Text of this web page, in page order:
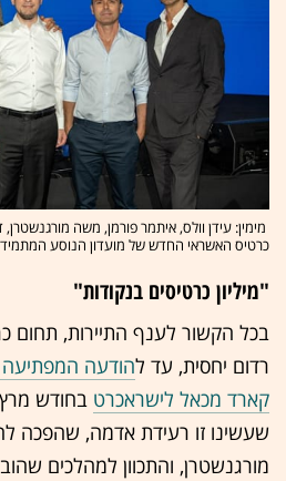
מימין: עידן וולס, איתמר פורמן, משה
כרטיס האשראי החדש של מועדון הנוסע המתמיד
"מיליון כרטיסים בנקודות"
בכל הקשור לענף התיירות, תחום
רדום יחסית, עד להודעה
קארד מכאל לישראכרט בחודש
שעשינו זו רעידת אדמה, שהפכה
מורגנשטרן, והתכוון למהלכים